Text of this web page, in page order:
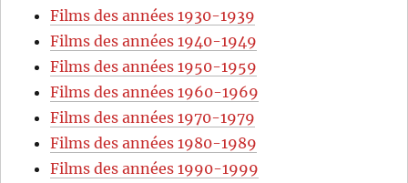
Films des années 1930-1939
Films des années 1940-1949
Films des années 1950-1959
Films des années 1960-1969
Films des années 1970-1979
Films des années 1980-1989
Films des années 1990-1999